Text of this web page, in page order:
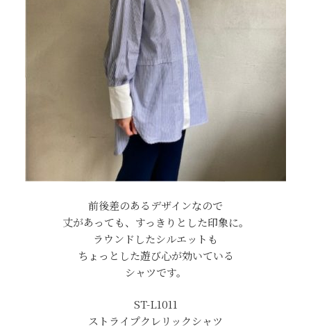
前後差のあるデザインなので
丈があっても、すっきりとした印象に。
ラウンドしたシルエットも
ちょっとした遊び心が効いている
シャツです。
ST-L1011
ストライプクレリックシャツ